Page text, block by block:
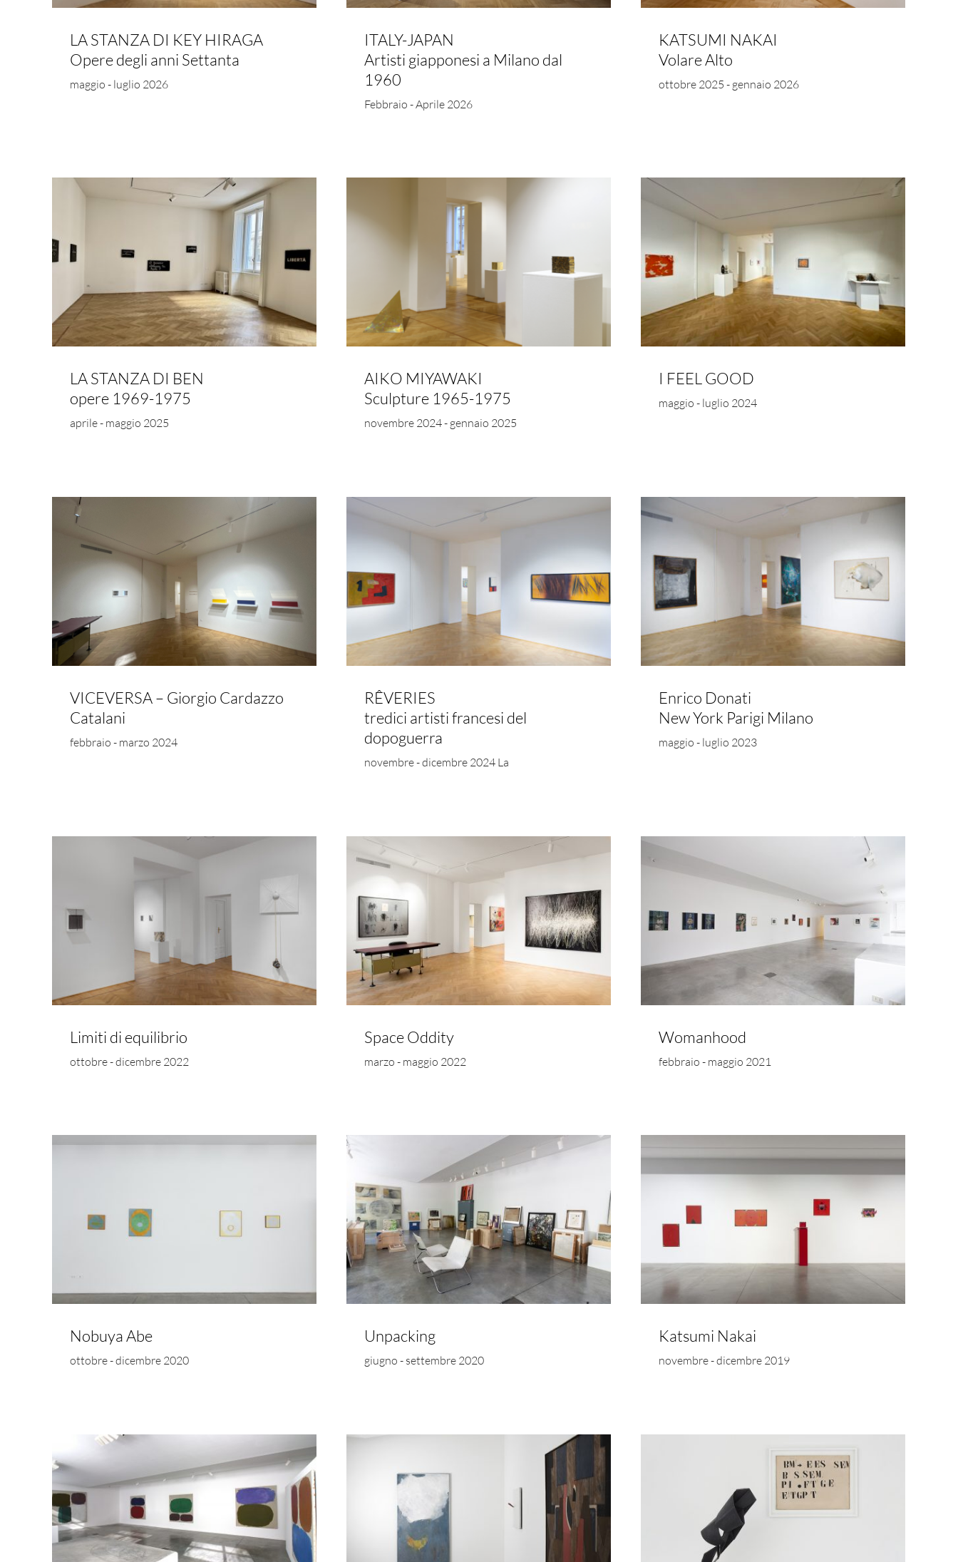
LA STANZA DI KEY HIRAGA
Opere degli anni Settanta
maggio - luglio 2026
ITALY-JAPAN
Artisti giapponesi a Milano dal
1960
Febbraio - Aprile 2026
KATSUMI NAKAI
Volare Alto
ottobre 2025 - gennaio 2026
LA STANZA DI BEN
opere 1969-1975
aprile - maggio 2025
AIKO MIYAWAKI
Sculpture 1965-1975
AIKO MIYAWAKI
Sculpture 1965-1975
novembre 2024 - gennaio 2025
I FEEL GOOD
I FEEL GOOD
maggio - luglio 2024
VICEVERSA – Giorgio Cardazzo
Catalani
febbraio - marzo 2024
RÊVERIES
tredici artisti francesi del
dopoguerra
RÊVERIES
tredici artisti francesi del
dopoguerra
novembre - dicembre 2024 La
Enrico Donati
New York Parigi Milano
Enrico Donati
New York Parigi Milano
maggio - luglio 2023
Limiti di equilibrio
ottobre - dicembre 2022
Space Oddity
Space Oddity
marzo - maggio 2022
Womanhood
Womanhood
febbraio - maggio 2021
Nobuya Abe
ottobre - dicembre 2020
Unpacking
Unpacking
giugno - settembre 2020
Katsumi Nakai
Katsumi Nakai
novembre - dicembre 2019
the Greeks